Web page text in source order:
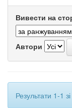
Вивести на
Автори
Результати 1-1